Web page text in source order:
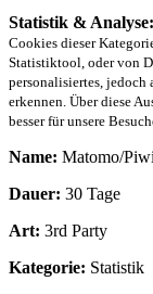
Statistik & Analyse:
Cookies dieser
Statistiktool, oder von
personalisiertes, jedoch
erkennen. Über diese
besser für unsere
Name: Matomo/
Dauer: 30 Tage
Art: 3rd Party
Kategorie: Statistik